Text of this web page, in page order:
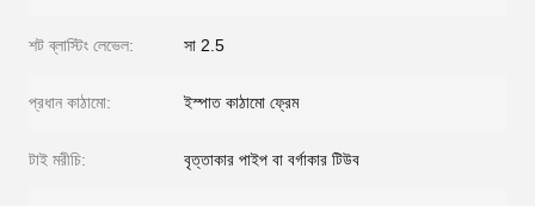
শট ব্লাস্টিং লেভেল: সা 2.5
প্রধান কাঠামো: ইস্পাত কাঠামো ফ্রেম
টাই মরীচি: বৃত্তাকার পাইপ বা বর্গাকার টিউব